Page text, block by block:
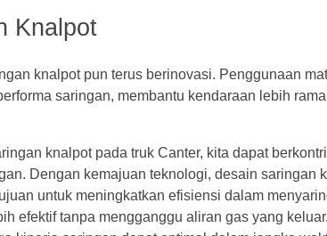
Knalpot
knalpot pun terus berinovasi. Penggunaan
saringan, membantu kendaraan lebih
knalpot pada truk Canter, kita dapat
Dengan kemajuan teknologi, desain saringan
untuk meningkatkan efisiensi dalam
efektif tanpa mengganggu aliran gas yang